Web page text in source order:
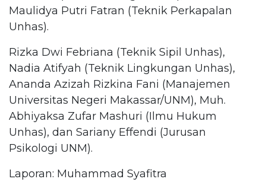
Maulidya Putri Fatran (Teknik Perkapalan
Unhas).
Rizka Dwi Febriana (Teknik Sipil Unhas),
Nadia Atifyah (Teknik Lingkungan Unhas),
Ananda Azizah Rizkina Fani (Manajemen
Universitas Negeri Makassar/UNM), Muh.
Abhiyaksa Zufar Mashuri (Ilmu Hukum
Unhas), dan Sariany Effendi (Jurusan
Psikologi UNM).
Laporan: Muhammad Syafitra